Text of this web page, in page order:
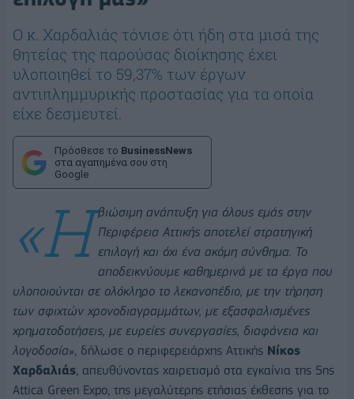
Ο κ. Χαρδαλιάς τόνισε ότι ήδη στα μισά της
θητείας της παρούσας διοίκησης έχει
υλοποιηθεί το 59,37% των έργων
αντιπλημμυρικής προστασίας για τα οποία
είχε δεσμευτεί.
Πρόσθεσε το BusinessNews
στα αγαπημένα σου στη
Google
«Η βιώσιμη ανάπτυξη για όλους εμάς στην
Περιφέρεια Αττικής αποτελεί στρατηγική
επιλογή και όχι ένα ακόμη σύνθημα. Το
αποδεικνύουμε καθημερινά με τα έργα που
υλοποιούνται σε ολόκληρο το λεκανοπέδιο, με την τήρηση
των σφιχτών χρονοδιαγραμμάτων, με εξασφαλισμένες
χρηματοδοτήσεις, με ευρείες συνεργασίες, διαφάνεια και
λογοδοσία», δήλωσε ο περιφερειάρχης Αττικής Νίκος
Χαρδαλιάς, απευθύνοντας χαιρετισμό στα εγκαίνια της 5ης
Attica Green Expo, της μεγαλύτερης ετήσιας έκθεσης για το